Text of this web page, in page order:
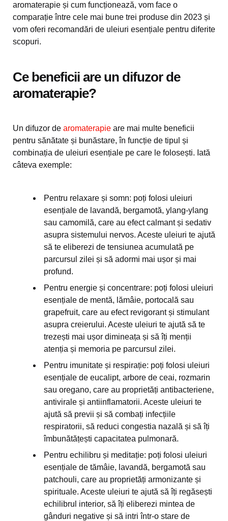
aromaterapie și cum funcționează, vom face o
comparație între cele mai bune trei produse din 2023 și
vom oferi recomandări de uleiuri esențiale pentru diferite
scopuri.
Ce beneficii are un difuzor de
aromaterapie?
Un difuzor de aromaterapie are mai multe beneficii
pentru sănătate și bunăstare, în funcție de tipul și
combinația de uleiuri esențiale pe care le folosești. Iată
câteva exemple:
Pentru relaxare și somn: poți folosi uleiuri
esențiale de lavandă, bergamotă, ylang-ylang
sau camomilă, care au efect calmant și sedativ
asupra sistemului nervos. Aceste uleiuri te ajută
să te eliberezi de tensiunea acumulată pe
parcursul zilei și să adormi mai ușor și mai
profund.
Pentru energie și concentrare: poți folosi uleiuri
esențiale de mentă, lămâie, portocală sau
grapefruit, care au efect revigorant și stimulant
asupra creierului. Aceste uleiuri te ajută să te
trezești mai ușor dimineața și să îți menții
atenția și memoria pe parcursul zilei.
Pentru imunitate și respirație: poți folosi uleiuri
esențiale de eucalipt, arbore de ceai, rozmarin
sau oregano, care au proprietăți antibacteriene,
antivirale și antiinflamatorii. Aceste uleiuri te
ajută să previi și să combați infecțiile
respiratorii, să reduci congestia nazală și să îți
îmbunătățești capacitatea pulmonară.
Pentru echilibru și meditație: poți folosi uleiuri
esențiale de tămâie, lavandă, bergamotă sau
patchouli, care au proprietăți armonizante și
spirituale. Aceste uleiuri te ajută să îți regăsești
echilibrul interior, să îți eliberezi mintea de
gânduri negative și să intri într-o stare de